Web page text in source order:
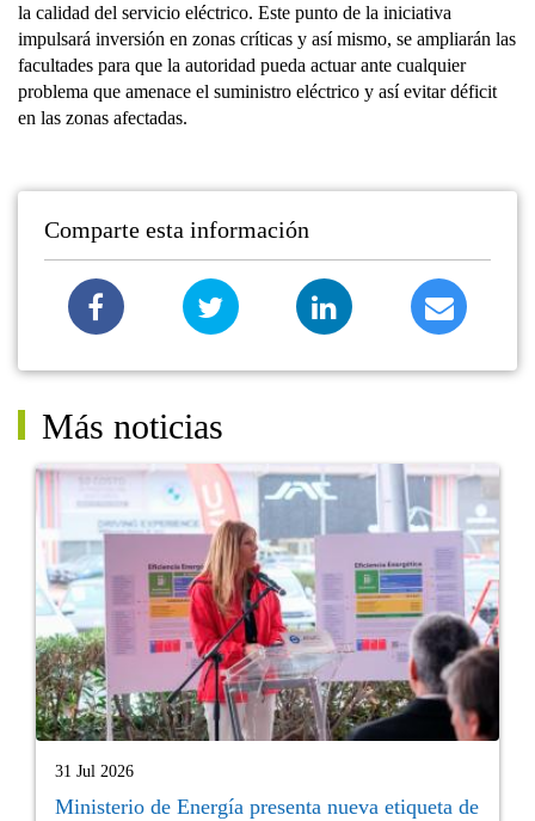
la calidad del servicio eléctrico. Este punto de la iniciativa
impulsará inversión en zonas críticas y así mismo, se ampliarán las
facultades para que la autoridad pueda actuar ante cualquier
problema que amenace el suministro eléctrico y así evitar déficit
en las zonas afectadas.
Comparte esta información
Más noticias
31 Jul 2026
Ministerio de Energía presenta nueva etiqueta de